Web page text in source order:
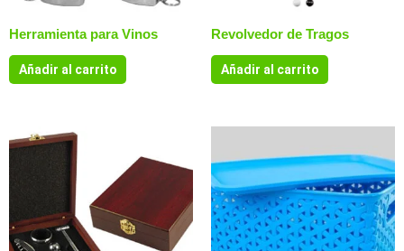
Herramienta para Vinos
Añadir al carrito
Revolvedor de Tragos
Añadir al carrito